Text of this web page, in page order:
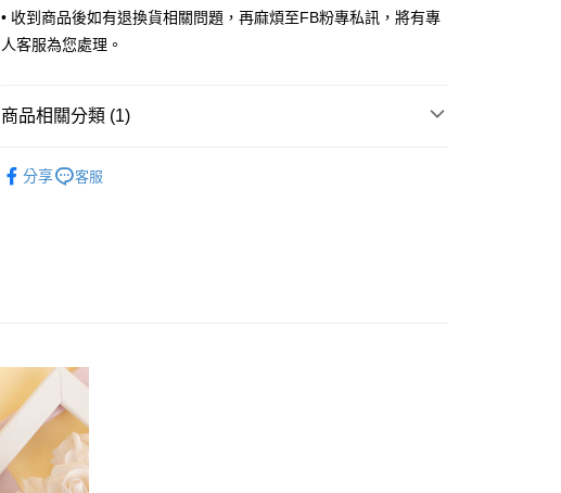
全家取貨付款
每筆NT$65，滿NT$688(含以上)免運費
每筆NT$65，滿NT$688(含以上)免運費
每筆NT$65，滿NT$688(含以上)免運費
其他海外郵寄
香港澳門地區
• 收到商品後如有退換貨相關問題，再麻煩至FB粉專私訊，將有專
人客服為您處理。
商品相關分類 (1)
分享
客服